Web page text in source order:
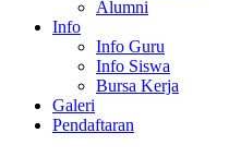
Alumni
Info
Info Guru
Info Siswa
Bursa Kerja
Galeri
Pendaftaran